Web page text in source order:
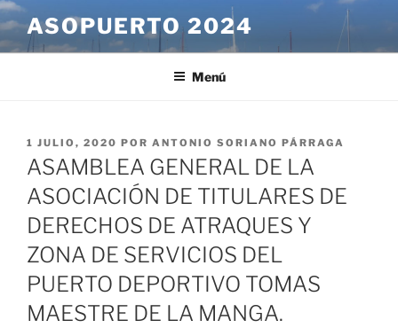
Saltar
al
contenido
ASOPUERTO 2024
Menú
PUBLICADO
EL
1 JULIO, 2020 POR ANTONIO SORIANO PÁRRAGA
ASAMBLEA GENERAL DE LA
ASOCIACIÓN DE TITULARES DE
DERECHOS DE ATRAQUES Y
ZONA DE SERVICIOS DEL
PUERTO DEPORTIVO TOMAS
MAESTRE DE LA MANGA.